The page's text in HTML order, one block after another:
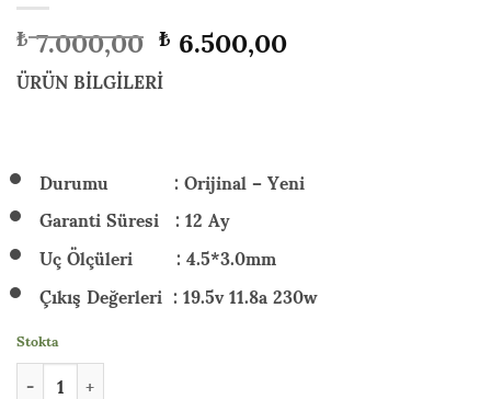
₺7.000,00 Orijinal
fiyat:
₺ 7.000,00.
₺6.500,00Şuandaki
ÜRÜN BİLGİLERİ
Durumu : Orijinal – Yeni
Garanti Süresi : 12 Ay
Uç Ölçüleri : 4.5*3.0mm
Çıkış Değerleri : 19.5v 11.8a 230w
Stokta
HP OMEN Gaming 16-wf1006nt (9J2A2EA) 230w Orijinal